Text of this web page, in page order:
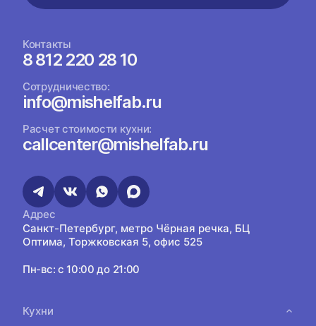
Контакты
8 812 220 28 10
Сотрудничество:
info@mishelfab.ru
Расчет стоимости кухни:
callcenter@mishelfab.ru
Адрес
Санкт-Петербург, метро Чёрная речка, БЦ
Оптима, Торжковская 5, офис 525
Пн-вс: с 10:00 до 21:00
Кухни